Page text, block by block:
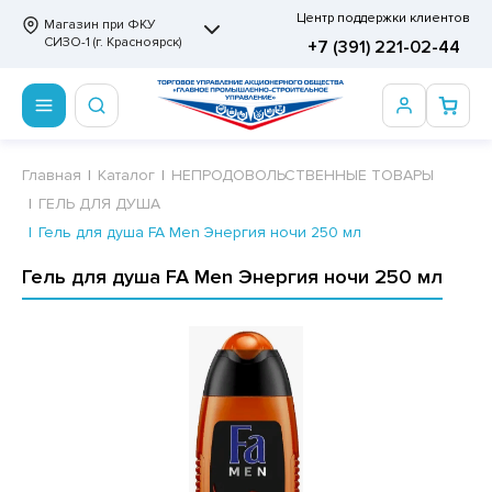
Магазин при ФКУ
СИЗО-1 (г. Красноярск)
Центр поддержки клиентов
+7 (391) 221-02-44
ПРОДОВОЛЬСТВЕННЫЕ ТОВАРЫ
ЗАМОРОЖЕННЫЕ ИЗДЕЛИЯ
ИЗДЕЛИЯ
ВАФЕЛЬНЫЕ ТОРТЫ
ПИТЬЕВАЯ, МИНЕРАЛЬНАЯ
ПАСТИЛА, МАРМЕЛАД
НЕПРОДОВОЛЬСТВЕННЫЕ ТОВАРЫ
ПРИНАДЛЕЖНОСТИ
ПРИНАДЛЕЖНОСТИ
ТУАЛЕТНАЯ
И ВАТНО-ГИГИЕНИЧЕСКАЯ ПРОДУКЦИЯ
Сертификаты
Главная Каталог
НЕПРОДОВОЛЬСТВЕННЫЕ ТОВАРЫ
ГЕЛЬ ДЛЯ ДУША
Гель для душа FA Men Энергия ночи 250 мл
Гель для душа FA Men Энергия ночи 250 мл